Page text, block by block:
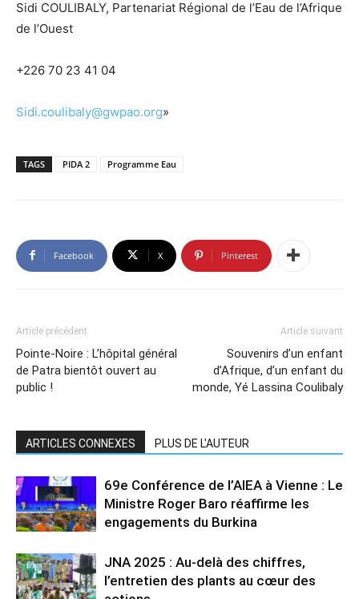
Sidi COULIBALY, Partenariat Régional de l’Eau de l’Afrique
de l’Ouest
+226 70 23 41 04
Sidi.coulibaly@gwpao.org»
TAGS PIDA 2 Programme Eau
Facebook X Pinterest
Article précédent
Pointe-Noire : L’hôpital général
de Patra bientôt ouvert au
public !
Article suivant
Souvenirs d’un enfant
d’Afrique, d’un enfant du
monde, Yé Lassina Coulibaly
ARTICLES CONNEXES PLUS DE L'AUTEUR
69e Conférence de l’AIEA à Vienne : Le
Ministre Roger Baro réaffirme les
engagements du Burkina
JNA 2025 : Au-delà des chiffres,
l’entretien des plants au cœur des